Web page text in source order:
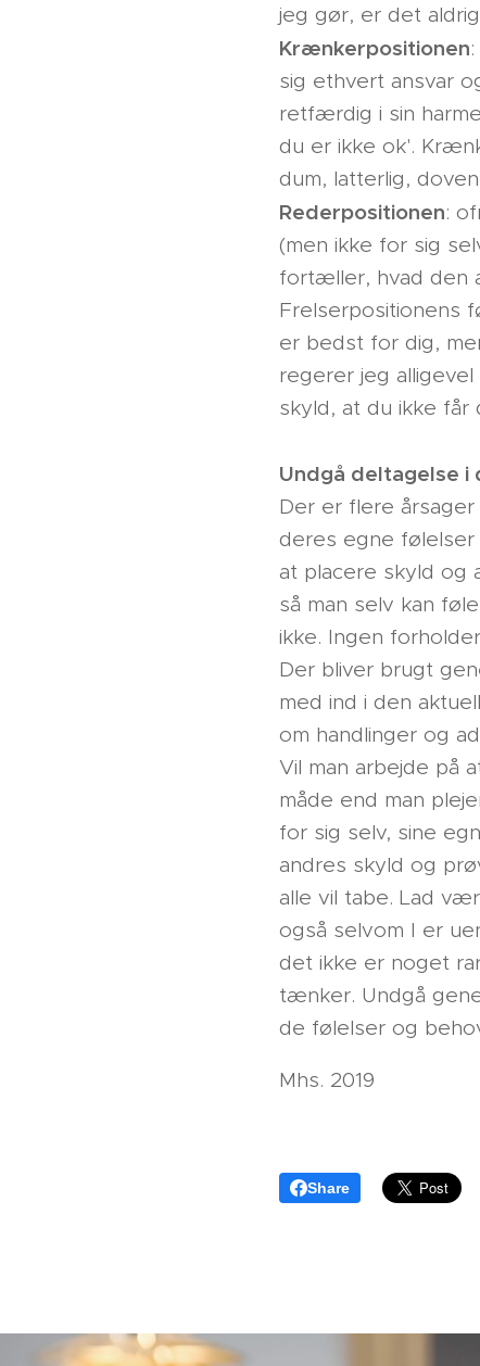
jeg gør, er det
Krænkerpositionen
sig ethvert ansvar
retfærdig i sin
du er ikke ok'.
dum, latterlig,
Rederpositionen:
(men ikke for sig
fortæller, hvad den
Frelserpositionens
er bedst for dig,
regerer jeg
skyld, at du ikke får
Undgå deltagelse i
Der er flere
deres egne følelser
at placere skyld og
så man selv kan
ikke. Ingen
Der bliver brugt
med ind i den
om handlinger og
Vil man arbejde på
måde end man
for sig selv, sine
andres skyld og
alle vil tabe. Lad
også selvom I er
det ikke er noget
tænker. Undgå
de følelser og
Mhs. 2019
Share